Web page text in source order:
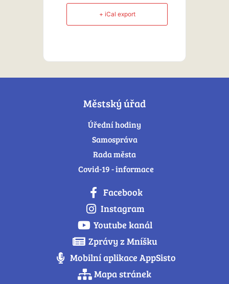
+ iCal export
Městský úřad
Úřední hodiny
Samospráva
Rada města
Covid-19 - informace
Facebook
Instagram
Youtube kanál
Zprávy z Mníšku
Mobilní aplikace AppSisto
Mapa stránek